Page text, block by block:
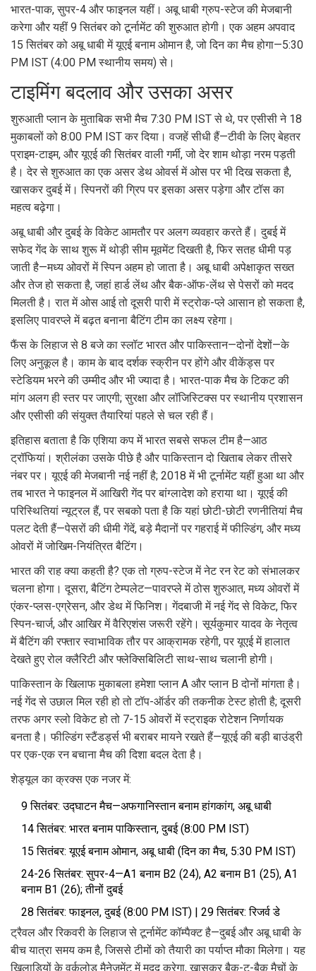
भारत-पाक, सुपर-4 और फाइनल यहीं। अबू धाबी ग्रुप-स्टेज की मेजबानी
करेगा और यहीं 9 सितंबर को टूर्नामेंट की शुरुआत होगी। एक अहम अपवाद
15 सितंबर को अबू धाबी में यूएई बनाम ओमान है, जो दिन का मैच होगा—5:30
PM IST (4:00 PM स्थानीय समय) से।
टाइमिंग बदलाव और उसका असर
शुरुआती प्लान के मुताबिक सभी मैच 7:30 PM IST से थे, पर एसीसी ने 18
मुकाबलों को 8:00 PM IST कर दिया। वजहें सीधी हैं—टीवी के लिए बेहतर
प्राइम-टाइम, और यूएई की सितंबर वाली गर्मी, जो देर शाम थोड़ा नरम पड़ती
है। देर से शुरुआत का एक असर डेथ ओवर्स में ओस पर भी दिख सकता है,
खासकर दुबई में। स्पिनरों की ग्रिप पर इसका असर पड़ेगा और टॉस का
महत्व बढ़ेगा।
अबू धाबी और दुबई के विकेट आमतौर पर अलग व्यवहार करते हैं। दुबई में
सफेद गेंद के साथ शुरू में थोड़ी सीम मूवमेंट दिखती है, फिर सतह धीमी पड़
जाती है—मध्य ओवरों में स्पिन अहम हो जाता है। अबू धाबी अपेक्षाकृत सख्त
और तेज हो सकता है, जहां हार्ड लेंथ और बैक-ऑफ-लेंथ से पेसरों को मदद
मिलती है। रात में ओस आई तो दूसरी पारी में स्ट्रोक-प्ले आसान हो सकता है,
इसलिए पावरप्ले में बढ़त बनाना बैटिंग टीम का लक्ष्य रहेगा।
फैंस के लिहाज से 8 बजे का स्लॉट भारत और पाकिस्तान—दोनों देशों—के
लिए अनुकूल है। काम के बाद दर्शक स्क्रीन पर होंगे और वीकेंड्स पर
स्टेडियम भरने की उम्मीद और भी ज्यादा है। भारत-पाक मैच के टिकट की
मांग अलग ही स्तर पर जाएगी; सुरक्षा और लॉजिस्टिक्स पर स्थानीय प्रशासन
और एसीसी की संयुक्त तैयारियां पहले से चल रही हैं।
इतिहास बताता है कि एशिया कप में भारत सबसे सफल टीम है—आठ
ट्रॉफियां। श्रीलंका उसके पीछे है और पाकिस्तान दो खिताब लेकर तीसरे
नंबर पर। यूएई की मेजबानी नई नहीं है; 2018 में भी टूर्नामेंट यहीं हुआ था और
तब भारत ने फाइनल में आखिरी गेंद पर बांग्लादेश को हराया था। यूएई की
परिस्थितियां न्यूट्रल हैं, पर सबको पता है कि यहां छोटी-छोटी रणनीतियां मैच
पलट देती हैं—पेसरों की धीमी गेंदें, बड़े मैदानों पर गहराई में फील्डिंग, और मध्य
ओवरों में जोखिम-नियंत्रित बैटिंग।
भारत की राह क्या कहती है? एक तो ग्रुप-स्टेज में नेट रन रेट को संभालकर
चलना होगा। दूसरा, बैटिंग टेम्पलेट—पावरप्ले में ठोस शुरुआत, मध्य ओवरों में
एंकर-प्लस-एग्रेसन, और डेथ में फिनिश। गेंदबाजी में नई गेंद से विकेट, फिर
स्पिन-चार्ज, और आखिर में वैरिएशंस जरूरी रहेंगे। सूर्यकुमार यादव के नेतृत्व
में बैटिंग की रफ्तार स्वाभाविक तौर पर आक्रामक रहेगी, पर यूएई में हालात
देखते हुए रोल क्लैरिटी और फ्लेक्सिबिलिटी साथ-साथ चलानी होगी।
पाकिस्तान के खिलाफ मुकाबला हमेशा प्लान A और प्लान B दोनों मांगता है।
नई गेंद से उछाल मिल रही हो तो टॉप-ऑर्डर की तकनीक टेस्ट होती है; दूसरी
तरफ अगर स्लो विकेट हो तो 7-15 ओवरों में स्ट्राइक रोटेशन निर्णायक
बनता है। फील्डिंग स्टैंडर्ड्स भी बराबर मायने रखते हैं—यूएई की बड़ी बाउंड्री
पर एक-एक रन बचाना मैच की दिशा बदल देता है।
शेड्यूल का क्रक्स एक नजर में:
9 सितंबर: उद्घाटन मैच—अफगानिस्तान बनाम हांगकांग, अबू धाबी
14 सितंबर: भारत बनाम पाकिस्तान, दुबई (8:00 PM IST)
15 सितंबर: यूएई बनाम ओमान, अबू धाबी (दिन का मैच, 5:30 PM IST)
24-26 सितंबर: सुपर-4—A1 बनाम B2 (24), A2 बनाम B1 (25), A1
बनाम B1 (26); तीनों दुबई
28 सितंबर: फाइनल, दुबई (8:00 PM IST) | 29 सितंबर: रिजर्व डे
ट्रैवल और रिकवरी के लिहाज से टूर्नामेंट कॉम्पैक्ट है—दुबई और अबू धाबी के
बीच यात्रा समय कम है, जिससे टीमों को तैयारी का पर्याप्त मौका मिलेगा। यह
खिलाड़ियों के वर्कलोड मैनेजमेंट में मदद करेगा, खासकर बैक-टू-बैक मैचों के